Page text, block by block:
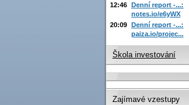
12:46 Denní report -...:
notes.io/e6yWX
20:09 Denní report -...:
paiza.io/projec...
Škola investování
Zajímavé vzestupy